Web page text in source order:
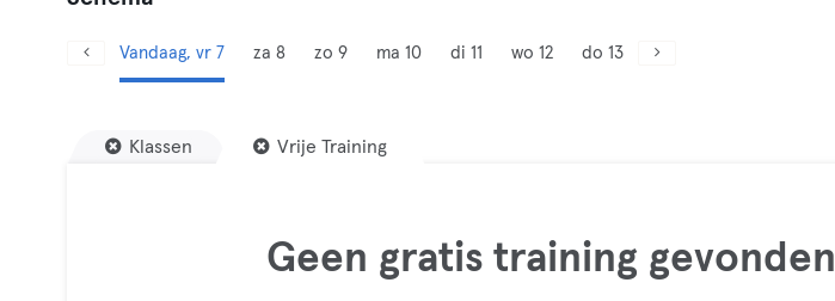
Vandaag, vr 7 za 8 zo 9 ma 10 di 11 wo 12 do 13
Klassen Vrije Training
Geen gratis training gevonden